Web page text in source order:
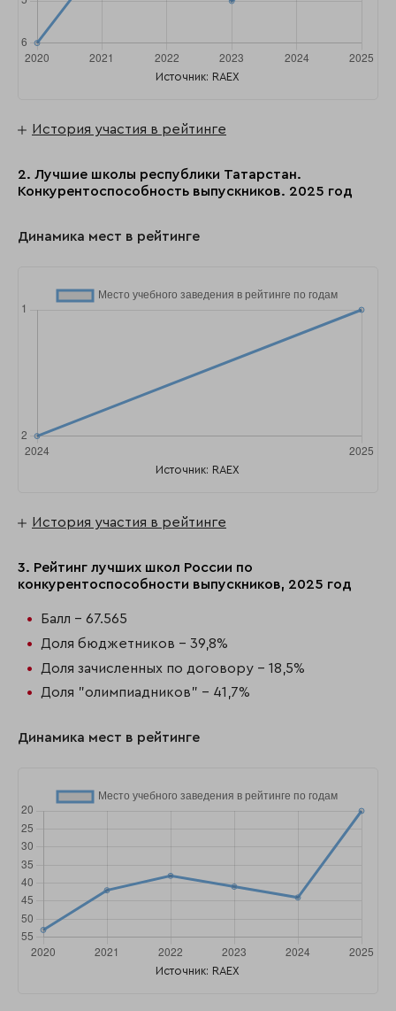
Источник: RAEX
История участия в рейтинге
2. Лучшие школы республики Татарстан.
Конкурентоспособность выпускников. 2025 год
Динамика мест в рейтинге
Источник: RAEX
История участия в рейтинге
3. Рейтинг лучших школ России по
конкурентоспособности выпускников, 2025 год
Балл - 67.565
Доля бюджетников - 39,8%
Доля зачисленных по договору - 18,5%
Доля "олимпиадников" - 41,7%
Динамика мест в рейтинге
Источник: RAEX